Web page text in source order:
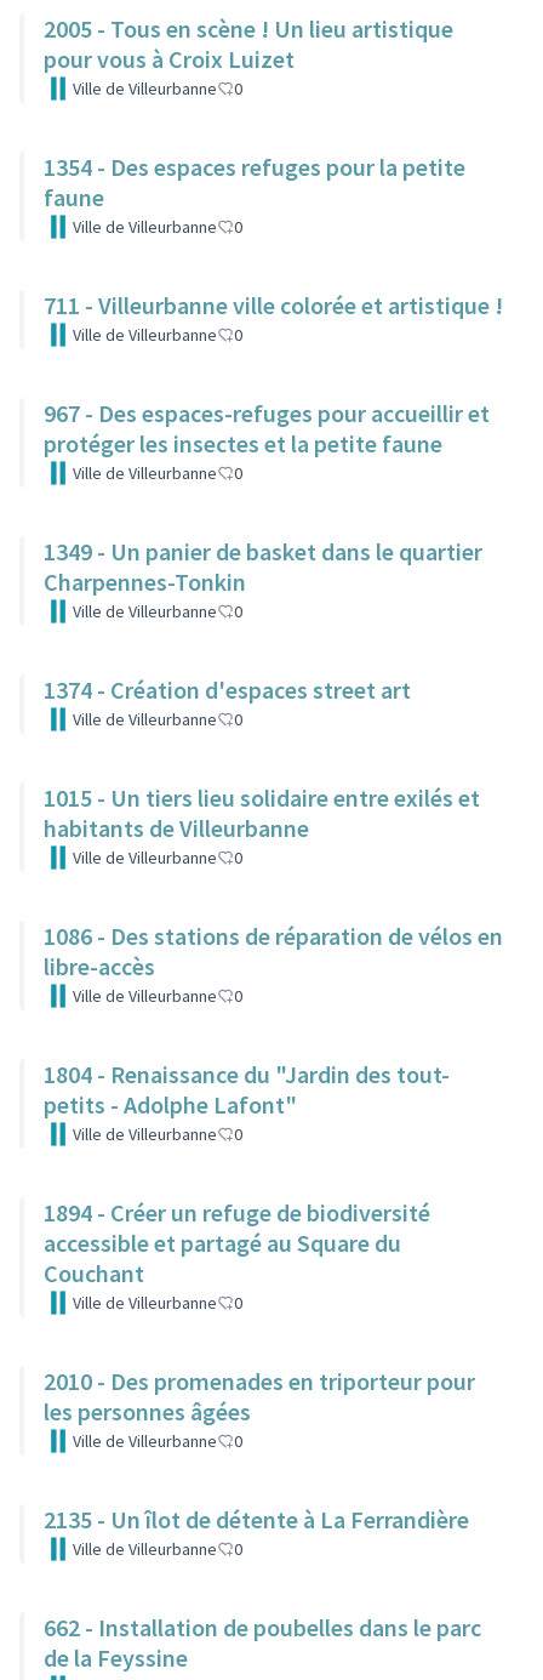
2005 - Tous en scène ! Un lieu artistique
pour vous à Croix Luizet
Ville de Villeurbanne 0
1354 - Des espaces refuges pour la petite
faune
Ville de Villeurbanne 0
711 - Villeurbanne ville colorée et artistique !
Ville de Villeurbanne 0
967 - Des espaces-refuges pour accueillir et
protéger les insectes et la petite faune
Ville de Villeurbanne 0
1349 - Un panier de basket dans le quartier
Charpennes-Tonkin
Ville de Villeurbanne 0
1374 - Création d'espaces street art
Ville de Villeurbanne 0
1015 - Un tiers lieu solidaire entre exilés et
habitants de Villeurbanne
Ville de Villeurbanne 0
1086 - Des stations de réparation de vélos en
libre-accès
Ville de Villeurbanne 0
1804 - Renaissance du "Jardin des tout-
petits - Adolphe Lafont"
Ville de Villeurbanne 0
1894 - Créer un refuge de biodiversité
accessible et partagé au Square du
Couchant
Ville de Villeurbanne 0
2010 - Des promenades en triporteur pour
les personnes âgées
Ville de Villeurbanne 0
2135 - Un îlot de détente à La Ferrandière
Ville de Villeurbanne 0
662 - Installation de poubelles dans le parc
de la Feyssine